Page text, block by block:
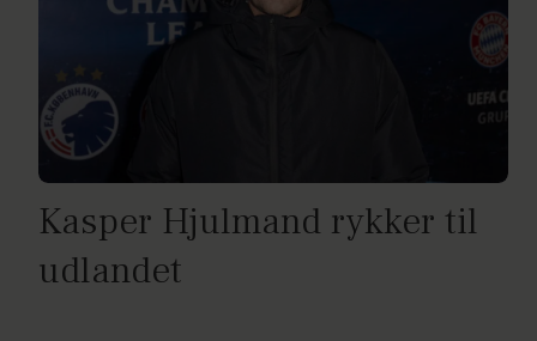
Kasper Hjulmand rykker til
udlandet